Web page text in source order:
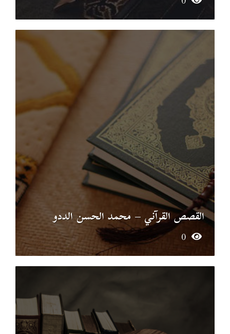
القصص القرآني – محمد الحسن الددو